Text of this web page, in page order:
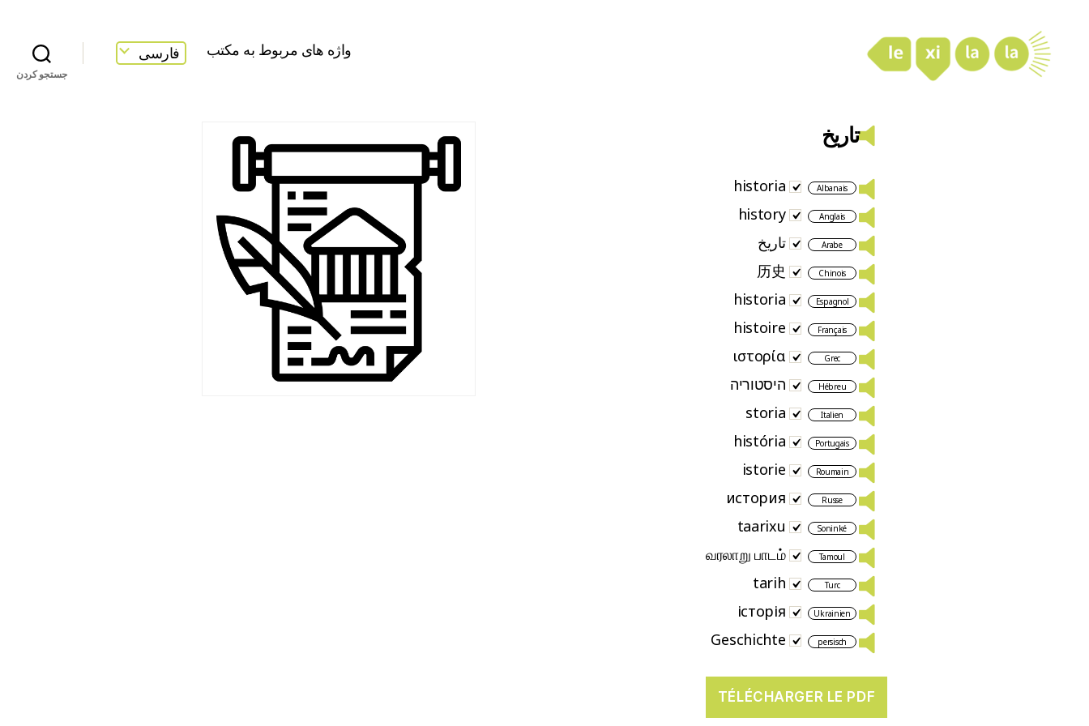
واژه های مربوط به مکتب فارسی
جستجو کردن
تاریخ
Albanais
historia
Anglais
history
Arabe تاريخ
Chinois
历史
Espagnol
historia
Français
histoire
Grec
ιστορία
Hébreu היסטוריה
Italien
storia
Portugais
história
Roumain
istorie
Russe
история
Soninké
taarixu
Tamoul
வரலாறு பாடம்
Turc
tarih
Ukrainien
історія
persisch
Geschichte